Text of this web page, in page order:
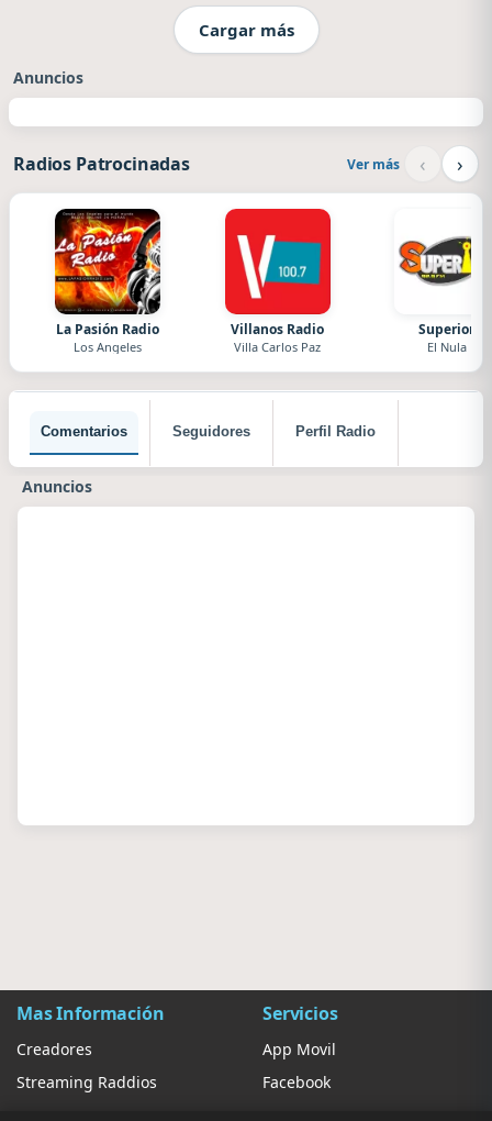
Cargar más
Anuncios
Radios Patrocinadas Ver más ‹ ›
La Pasión Radio
Los Angeles
Villanos Radio
Villa Carlos Paz
Superior
El Nula
Comentarios Seguidores Perfil Radio
Anuncios
Mas Información
Creadores
Streaming Raddios
Servicios
App Movil
Facebook